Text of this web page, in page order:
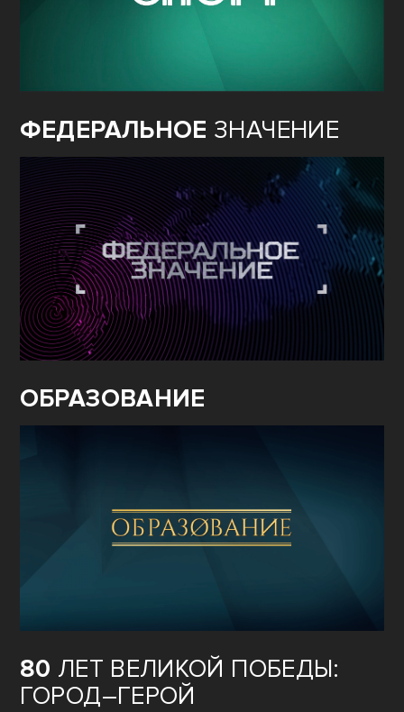
ФЕДЕРАЛЬНОЕ ЗНАЧЕНИЕ
ОБРАЗОВАНИЕ
80 ЛЕТ ВЕЛИКОЙ ПОБЕДЫ:
ГОРОД–ГЕРОЙ